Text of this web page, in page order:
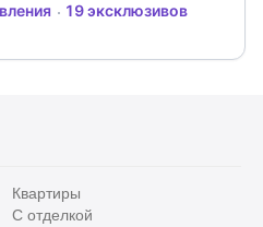
19 эксклюзивов
Квартиры
С отделкой